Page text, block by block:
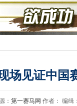
场见证中国
：第一赛马网 作者： 编缉